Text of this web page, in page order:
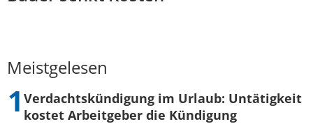
Meistgelesen
Verdachtskündigung im Urlaub: Untätigkeit
kostet Arbeitgeber die Kündigung